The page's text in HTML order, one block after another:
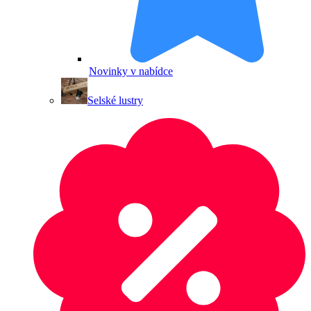
Novinky v nabídce
Selské lustry